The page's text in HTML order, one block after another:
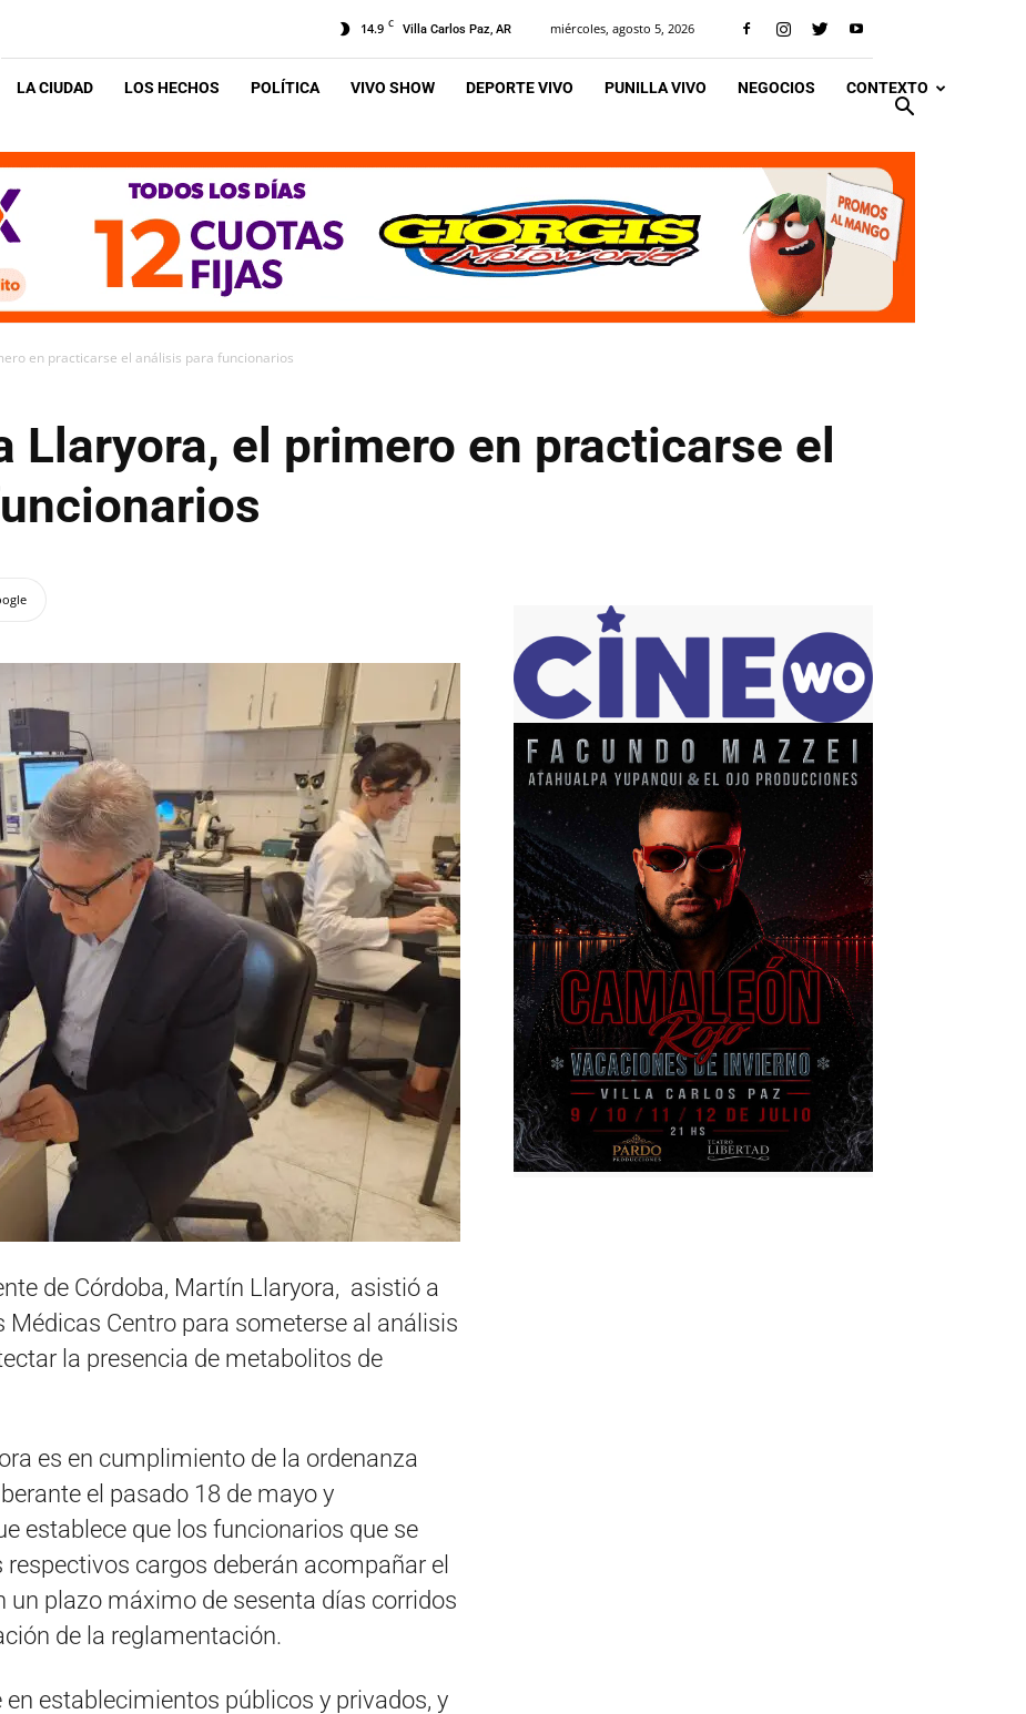
14.9 C Villa Carlos Paz, AR miércoles, agosto 5, 2026
LA CIUDAD LOS HECHOS POLÍTICA VIVO SHOW DEPORTE VIVO PUNILLA VIVO NEGOCIOS CONTEXTO
en practicarse el análisis para funcionarios
Llaryora, el primero en practicarse el
de Córdoba, Martín Llaryora, asistió a
Médicas Centro para someterse al análisis
la presencia de metabolitos de
es en cumplimiento de la ordenanza
el pasado 18 de mayo y
establece que los funcionarios que se
cargos deberán acompañar el
un plazo máximo de sesenta días corridos
de la reglamentación.
en establecimientos públicos y privados, y